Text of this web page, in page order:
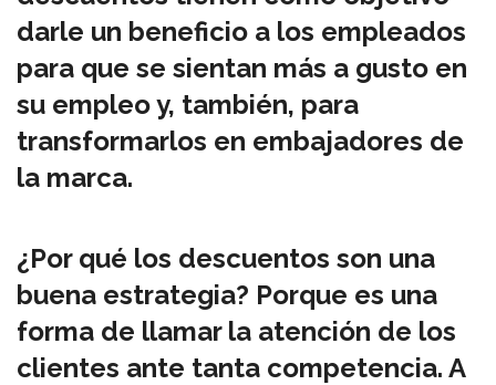
darle un beneficio a los empleados
para que se sientan más a gusto en
su empleo y, también, para
transformarlos en embajadores de
la marca.
¿Por qué los descuentos son una
buena estrategia? Porque es una
forma de llamar la atención de los
clientes ante tanta competencia. A